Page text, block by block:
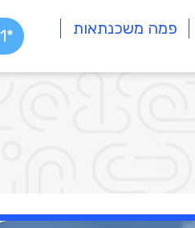
פמה משכנתאות *9141